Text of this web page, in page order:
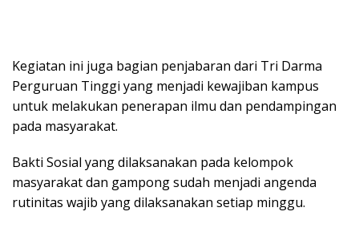
Kegiatan ini juga bagian penjabaran dari Tri Darma
Perguruan Tinggi yang menjadi kewajiban kampus
untuk melakukan penerapan ilmu dan pendampingan
pada masyarakat.
Bakti Sosial yang dilaksanakan pada kelompok
masyarakat dan gampong sudah menjadi angenda
rutinitas wajib yang dilaksanakan setiap minggu.